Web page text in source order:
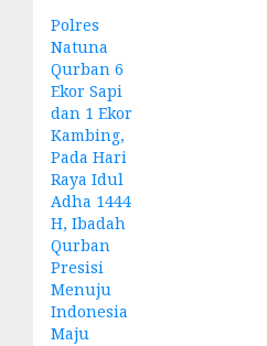
Polres
Natuna
Qurban 6
Ekor Sapi
dan 1 Ekor
Kambing,
Pada Hari
Raya Idul
Adha 1444
H, Ibadah
Qurban
Presisi
Menuju
Indonesia
Maju